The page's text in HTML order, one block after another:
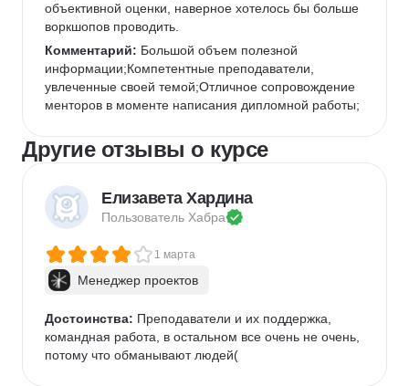
объективной оценки, наверное хотелось бы больше
воркшопов проводить.
Комментарий: Большой объем полезной
информации;Компетентные преподаватели,
увлеченные своей темой;Отличное сопровождение
менторов в моменте написания дипломной работы;
Другие отзывы о курсе
Елизавета Хардина
Пользователь Хабра
1 марта
Менеджер проектов
Достоинства: Преподаватели и их поддержка,
командная работа, в остальном все очень не очень,
потому что обманывают людей(